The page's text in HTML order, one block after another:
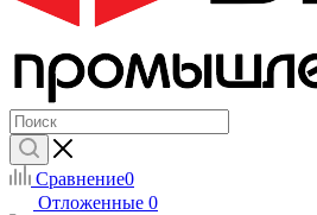
Сравнение0
Отложенные 0